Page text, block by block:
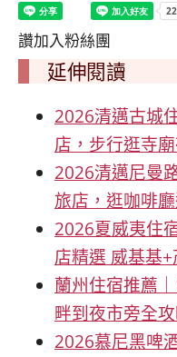
讚加入粉絲團
延伸閱讀
2026清邁古城
店，步行逛寺
2026清邁尼曼
旅店，逛咖啡
2026夏威夷住
店精選 威基基
蘭州住宿推薦
畔到夜市旁全
2026慕尼黑啤